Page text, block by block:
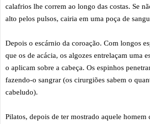
calafrios lhe correm ao longo das costas. Se
alto pelos pulsos, cairia em uma poça de
Depois o escárnio da coroação. Com longos
que os de acácia, os algozes entrelaçam uma
o aplicam sobre a cabeça. Os espinhos
fazendo-o sangrar (os cirurgiões sabem o
cabeludo).
Pilatos, depois de ter mostrado aquele